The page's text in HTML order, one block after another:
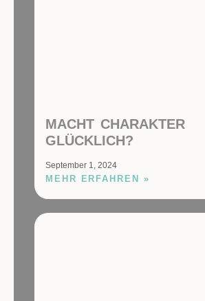
MACHT CHARAKTER
GLÜCKLICH?
September 1, 2024
MEHR ERFAHREN »